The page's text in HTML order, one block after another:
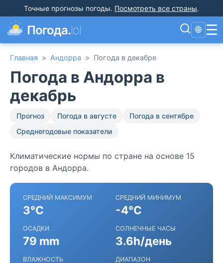
Точные прогнозы погоды. Посмотреть все страны.
Погода.lol 🌐 ☰
Главная > Андорра > Погода в декабре
Погода в Андорра в
декабрь
Прогноз Погода в августе
Погода в сентябре
Среднегодовые показатели
Климатические нормы по стране на основе 15
городов в Андорра.
СРЕДНИЙ МАКСИМУМ
3°C
СРЕДНИЙ МИНИМУМ
-4°C
ОСАДКИ
79 mm
СОЛНЕЧНЫЕ ЧАСЫ
3.6h/день
ВЛАЖНОСТЬ ДИАПАЗОН